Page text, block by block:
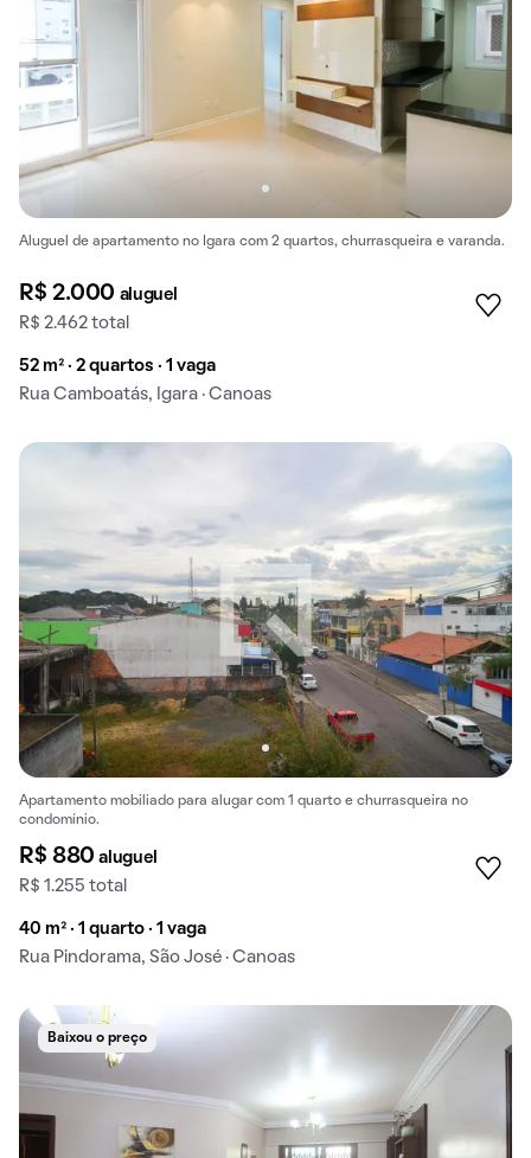
Aluguel de apartamento no Igara com 2 quartos, churrasqueira e varanda.
R$ 2.000 aluguel
R$ 2.462 total
52 m² · 2 quartos · 1 vaga
Rua Camboatás, Igara · Canoas
Apartamento mobiliado para alugar com 1 quarto e churrasqueira no
condomínio.
R$ 880aluguel
R$ 1.255 total
40 m² · 1 quarto · 1 vaga
Rua Pindorama, São José · Canoas
Baixou o preço